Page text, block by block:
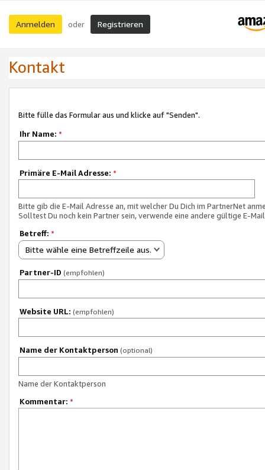
Anmelden oder Registrieren
Kontakt
Bitte fülle das Formular aus und klicke auf "Senden".
Ihr Name: *
Primäre E-Mail Adresse: *
Bitte gib die E-Mail Adresse an, mit welcher Du Dich im PartnerNet
Solltest Du noch kein Partner sein, verwende eine andere gültige E-
Betreff: *
Bitte wähle eine Betreffzeile aus.
Partner-ID (empfohlen)
Website URL: (empfohlen)
Name der Kontaktperson (optional)
Name der Kontaktperson
Kommentar: *